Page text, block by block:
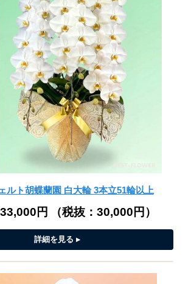
ルト胡蝶蘭園 白大輪 3本立51輪以上
33,000円 （税抜： 30,000円 ）